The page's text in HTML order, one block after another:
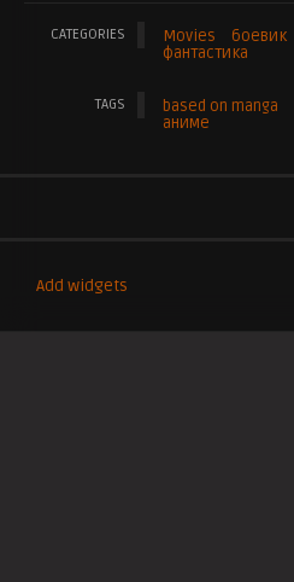
CATEGORIES Movies боевик
фантастика
TAGS based on manga
аниме
Add widgets